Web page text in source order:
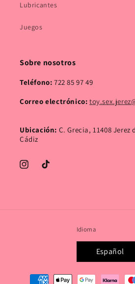
Lubricantes
Juegos
Sobre nosotros
Teléfono: 722 85 97 49
Correo electrónico:
Ubicación: C. Grecia, 11408 Jerez
Cádiz
InstagramTikTok
Idioma
Español
Formas